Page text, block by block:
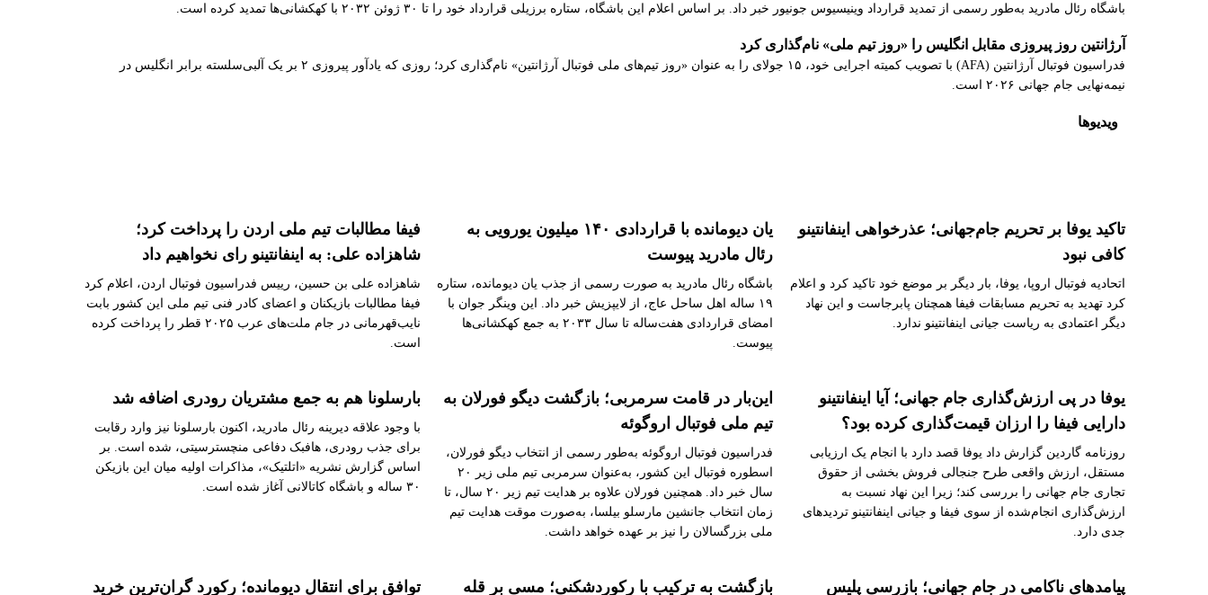
باشگاه رئال مادرید به‌طور رسمی از تمدید قرارداد وینیسیوس جونیور خبر داد. بر اساس اعلام این باشگاه، ستاره برزیلی قرارداد خود را تا ۳۰ ژوئن ۲۰۳۲ با کهکشانی‌ها تمدید کرده است.
آرژانتین روز پیروزی مقابل انگلیس را «روز تیم‌ ملی» نام‌گذاری کرد
فدراسیون فوتبال آرژانتین (AFA) با تصویب کمیته اجرایی خود، ۱۵ جولای را به عنوان «روز تیم‌های ملی فوتبال آرژانتین» نام‌گذاری کرد؛ روزی که یادآور پیروزی ۲ بر یک آلبی‌سلسته برابر انگلیس در
نیمه‌نهایی جام جهانی ۲۰۲۶ است.
ویدیوها
تاکید یوفا بر تحریم جام‌جهانی؛ عذرخواهی اینفانتینو
کافی نبود
اتحادیه فوتبال اروپا، یوفا، بار دیگر بر موضع خود تاکید کرد و اعلام
کرد تهدید به تحریم مسابقات فیفا همچنان پابرجاست و این نهاد
دیگر اعتمادی به ریاست جیانی اینفانتینو ندارد.
یان دیومانده با قراردادی ۱۴۰ میلیون یورویی به
رئال مادرید پیوست
باشگاه رئال مادرید به صورت رسمی از جذب یان دیومانده، ستاره
۱۹ ساله اهل ساحل عاج، از لایپزیش خبر داد. این وینگر جوان با
امضای قراردادی هفت‌ساله تا سال ۲۰۳۳ به جمع کهکشانی‌ها
پیوست.
فیفا مطالبات تیم ملی اردن را پرداخت کرد؛
شاهزاده علی: به اینفانتینو رای نخواهیم داد
شاهزاده علی بن حسین، رییس فدراسیون فوتبال اردن، اعلام کرد
فیفا مطالبات بازیکنان و اعضای کادر فنی تیم ملی این کشور بابت
نایب‌قهرمانی در جام ملت‌های عرب ۲۰۲۵ قطر را پرداخت کرده
است.
یوفا در پی ارزش‌گذاری جام جهانی؛ آیا اینفانتینو
دارایی فیفا را ارزان قیمت‌گذاری کرده بود؟
روزنامه گاردین گزارش داد یوفا قصد دارد با انجام یک ارزیابی
مستقل، ارزش واقعی طرح جنجالی فروش بخشی از حقوق
تجاری جام جهانی را بررسی کند؛ زیرا این نهاد نسبت به
ارزش‌گذاری انجام‌شده از سوی فیفا و جیانی اینفانتینو تردیدهای
جدی دارد.
این‌بار در قامت سرمربی؛ بازگشت دیگو فورلان به
تیم ملی فوتبال اروگوئه
فدراسیون فوتبال اروگوئه به‌طور رسمی از انتخاب دیگو فورلان،
اسطوره فوتبال این کشور، به‌عنوان سرمربی تیم ملی زیر ۲۰
سال خبر داد. همچنین فورلان علاوه بر هدایت تیم زیر ۲۰ سال، تا
زمان انتخاب جانشین مارسلو بیلسا، به‌صورت موقت هدایت تیم
ملی بزرگسالان را نیز بر عهده خواهد داشت.
بارسلونا هم به جمع مشتریان رودری اضافه شد
با وجود علاقه دیرینه رئال مادرید، اکنون بارسلونا نیز وارد رقابت
برای جذب رودری، هافبک دفاعی منچسترسیتی، شده است. بر
اساس گزارش نشریه «اتلتیک»، مذاکرات اولیه میان این بازیکن
۳۰ ساله و باشگاه کاتالانی آغاز شده است.
پیامدهای ناکامی در جام جهانی؛ بازرسی پلیس
بازگشت به ترکیب با رکوردشکنی؛ مسی بر قله
توافق برای انتقال دیومانده؛ رکورد گران‌ترین خرید